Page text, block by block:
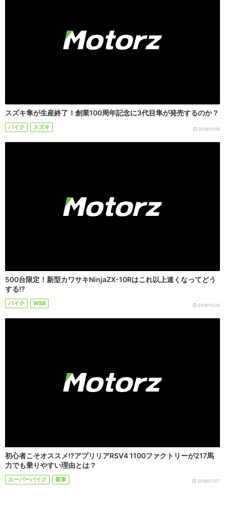
スズキ隼が生産終了！創業100周年記念に3代目隼が発売するのか？
バイク スズキ 2019/11/06
500台限定！新型カワサキNinjaZX-10Rはこれ以上速くなってどう
する!?
バイク WSB 2018/12/28
初心者こそオススメ!?アプリリアRSV4 1100ファクトリーが217馬
力でも乗りやすい理由とは？
スーパーバイク 新車 2019/07/07